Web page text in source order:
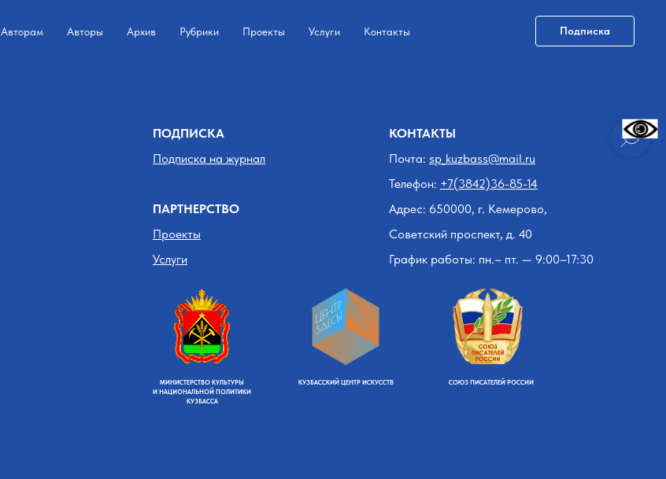
Авторам Авторы Архив Рубрики Проекты Услуги Контакты Подписка
ПОДПИСКА
Подписка на журнал
ПАРТНЕРСТВО
Проекты
Услуги
КОНТАКТЫ
Почта: sp_kuzbass@mail.ru
Телефон: +7(3842)36-85-14
Адрес: 650000, г. Кемерово,
Советский проспект, д. 40
График работы: пн.– пт. — 9:00–17:30
МИНИСТЕРСТВО КУЛЬТУРЫ
И НАЦИОНАЛЬНОЙ ПОЛИТИКИ
КУЗБАССА
КУЗБАССКИЙ ЦЕНТР ИСКУССТВ СОЮЗ ПИСАТЕЛЕЙ РОССИИ